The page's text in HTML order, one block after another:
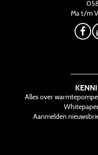
Ma t/m
Alles over
Aanmelden